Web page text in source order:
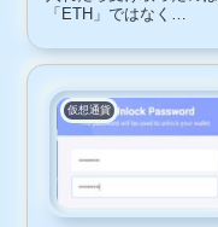
「ETH」ではなく
に変換したいんだけど
「WETH」が手元にあ
ど「ETH」が不足してい
る、そういう方向けに、
仮想通貨